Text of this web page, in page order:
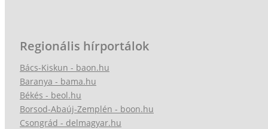
Regionális hírportálok
Bács-Kiskun - baon.hu
Baranya - bama.hu
Békés - beol.hu
Borsod-Abaúj-Zemplén - boon.hu
Csongrád - delmagyar.hu